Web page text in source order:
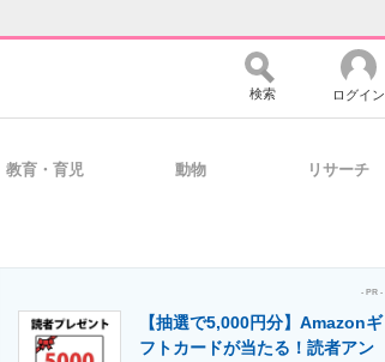
のコミュニティ マーケ×ITの今がよく分かる
検索 ログイン
教育・育児 動物 リサーチ
- PR -
【抽選で5,000円分】Amazonギ
フトカードが当たる！読者アン